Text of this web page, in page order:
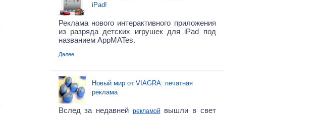
iPad!
Реклама нового интерактивного приложения
из разряда детских игрушек для iPad под
названием AppMATes.
Далее
Новый мир от VIAGRA: печатная
реклама
Вслед за недавней рекламой
вышли в свет